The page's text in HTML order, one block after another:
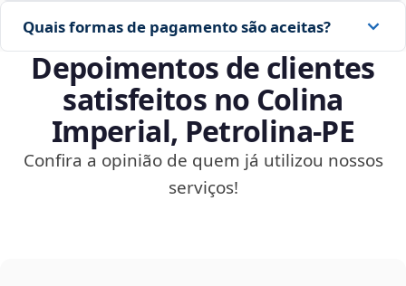
Quais formas de pagamento são aceitas?
Depoimentos de clientes
satisfeitos no Colina
Imperial, Petrolina‑PE
Confira a opinião de quem já utilizou nossos
serviços!